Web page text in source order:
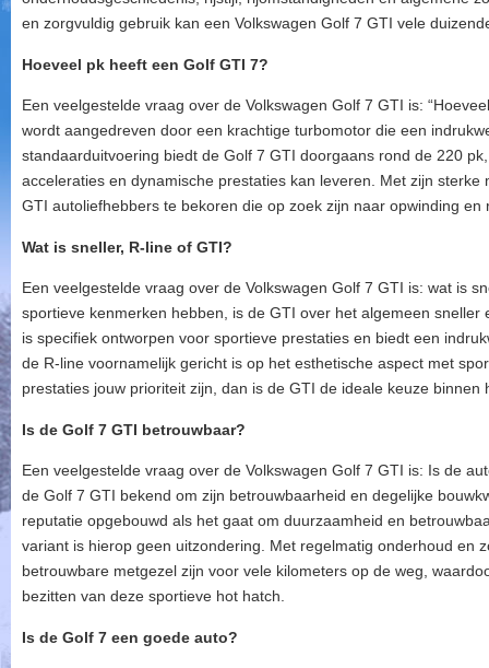
en zorgvuldig gebruik kan een Volkswagen Golf 7 GTI vele
Hoeveel pk heeft een Golf GTI 7?
Een veelgestelde vraag over de Volkswagen Golf 7 GTI is:
wordt aangedreven door een krachtige turbomotor die een
standaarduitvoering biedt de Golf 7 GTI doorgaans rond de 220
acceleraties en dynamische prestaties kan leveren. Met zijn
GTI autoliefhebbers te bekoren die op zoek zijn naar opwinding en
Wat is sneller, R-line of GTI?
Een veelgestelde vraag over de Volkswagen Golf 7 GTI is: wat is
sportieve kenmerken hebben, is de GTI over het algemeen
is specifiek ontworpen voor sportieve prestaties en biedt een
de R-line voornamelijk gericht is op het esthetische aspect met
prestaties jouw prioriteit zijn, dan is de GTI de ideale keuze binnen
Is de Golf 7 GTI betrouwbaar?
Een veelgestelde vraag over de Volkswagen Golf 7 GTI is: Is de
de Golf 7 GTI bekend om zijn betrouwbaarheid en degelijke
reputatie opgebouwd als het gaat om duurzaamheid en
variant is hierop geen uitzondering. Met regelmatig onderhoud en
betrouwbare metgezel zijn voor vele kilometers op de weg,
bezitten van deze sportieve hot hatch.
Is de Golf 7 een goede auto?